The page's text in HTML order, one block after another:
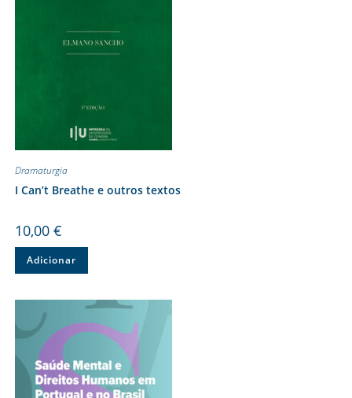
Dramaturgia
I Can’t Breathe e outros textos
10,00 €
Adicionar